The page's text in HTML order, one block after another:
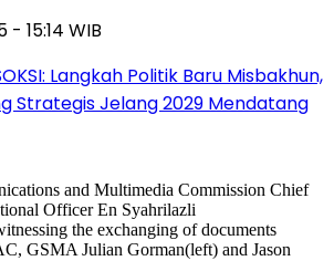
- 15:14 WIB
Langkah Politik Baru Misbakhun,
Strategis Jelang 2029 Mendatang